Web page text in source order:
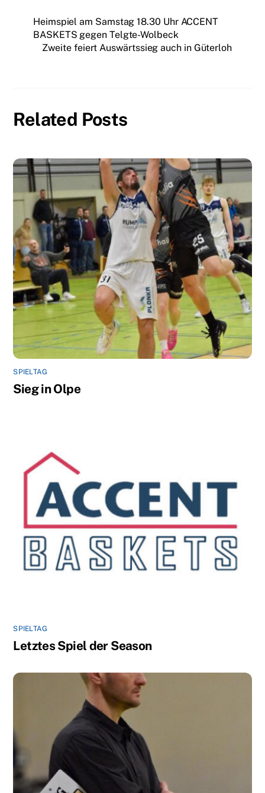
Heimspiel am Samstag 18.30 Uhr ACCENT
BASKETS gegen Telgte-Wolbeck
Zweite feiert Auswärtssieg auch in Güterloh
Related Posts
SPIELTAG
Sieg in Olpe
SPIELTAG
Letztes Spiel der Season